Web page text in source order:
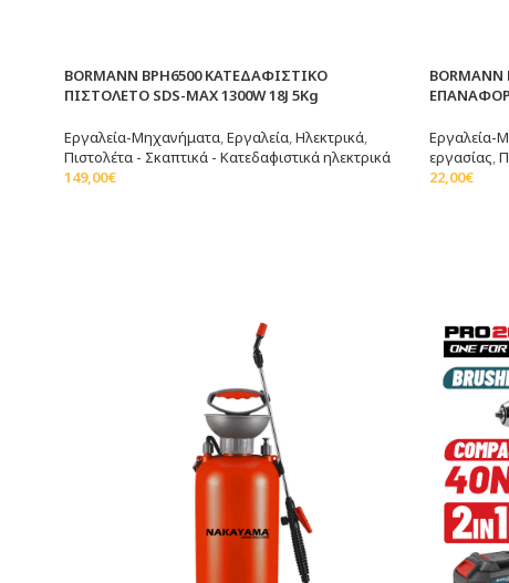
BORMANN BPH6500 ΚΑΤΕΔΑΦΙΣΤΙΚΟ
ΠΙΣΤΟΛΕΤΟ SDS-MAX 1300W 18J 5Kg
Εργαλεία-Μηχανήματα,Εργαλεία,Ηλεκτρικά,
Πιστολέτα - Σκαπτικά - Κατεδαφιστικά ηλεκτρικά
149,00€
Εργαλεία-
εργασίας,
22,00€